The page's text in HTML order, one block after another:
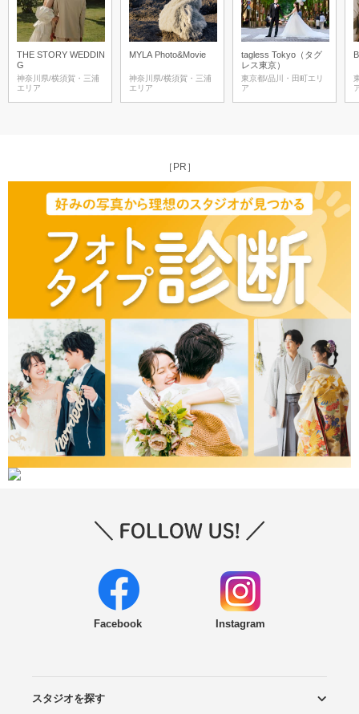
THE STORY WEDDIN
G
神奈川県/横須賀・三浦
エリア
MYLA Photo&Movie
神奈川県/横須賀・三浦
エリア
tagless Tokyo（タグ
レス東京）
東京都/品川・田町エリ
ア
［PR］
Facebook Instagram
スタジオを探す